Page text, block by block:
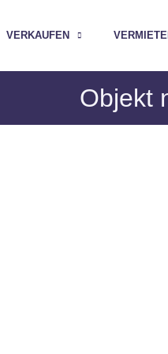
VERKAUFEN
Objekt